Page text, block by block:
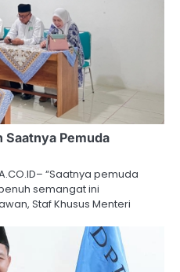
Saatnya Pemuda
“Saatnya pemuda
semangat ini
Staf Khusus Menteri